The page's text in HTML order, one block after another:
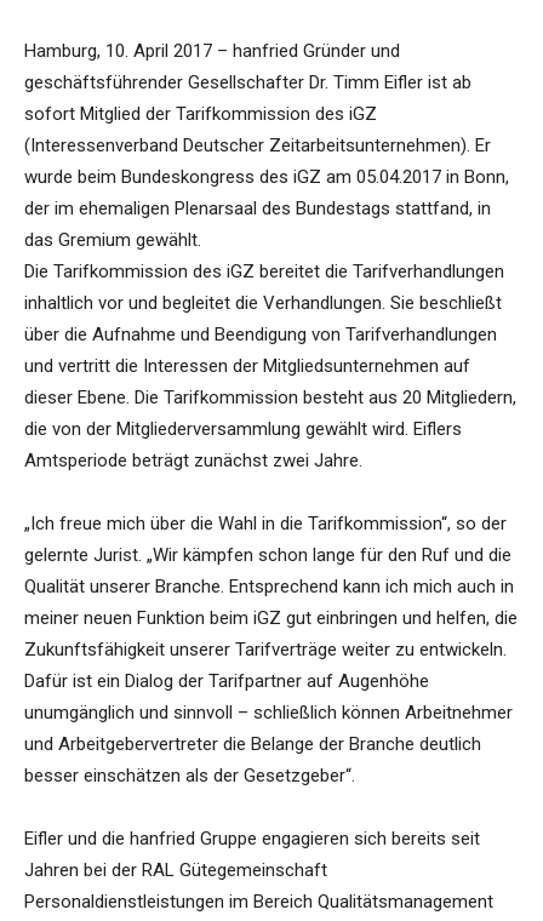
Hamburg, 10. April 2017 – hanfried Gründer und
geschäftsführender Gesellschafter Dr. Timm Eifler ist ab
sofort Mitglied der Tarifkommission des iGZ
(Interessenverband Deutscher Zeitarbeitsunternehmen). Er
wurde beim Bundeskongress des iGZ am 05.04.2017 in Bonn,
der im ehemaligen Plenarsaal des Bundestags stattfand, in
das Gremium gewählt.
Die Tarifkommission des iGZ bereitet die Tarifverhandlungen
inhaltlich vor und begleitet die Verhandlungen. Sie beschließt
über die Aufnahme und Beendigung von Tarifverhandlungen
und vertritt die Interessen der Mitgliedsunternehmen auf
dieser Ebene. Die Tarifkommission besteht aus 20 Mitgliedern,
die von der Mitgliederversammlung gewählt wird. Eiflers
Amtsperiode beträgt zunächst zwei Jahre.
„Ich freue mich über die Wahl in die Tarifkommission“, so der
gelernte Jurist. „Wir kämpfen schon lange für den Ruf und die
Qualität unserer Branche. Entsprechend kann ich mich auch in
meiner neuen Funktion beim iGZ gut einbringen und helfen, die
Zukunftsfähigkeit unserer Tarifverträge weiter zu entwickeln.
Dafür ist ein Dialog der Tarifpartner auf Augenhöhe
unumgänglich und sinnvoll – schließlich können Arbeitnehmer
und Arbeitgebervertreter die Belange der Branche deutlich
besser einschätzen als der Gesetzgeber“.
Eifler und die hanfried Gruppe engagieren sich bereits seit
Jahren bei der RAL Gütegemeinschaft
Personaldienstleistungen im Bereich Qualitätsmanagement